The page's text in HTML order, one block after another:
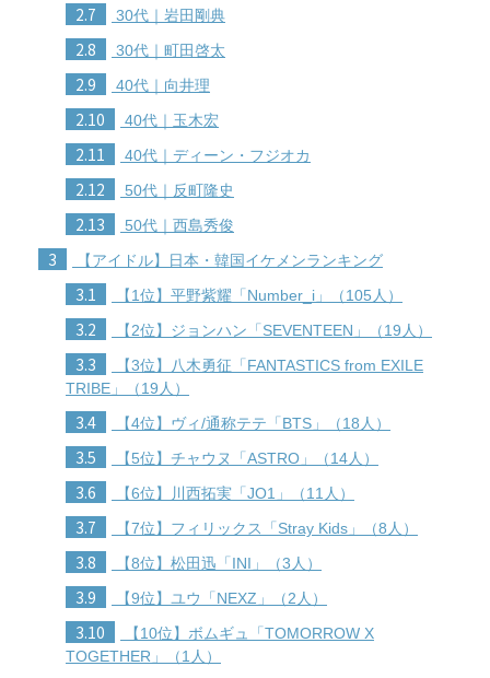
2.7 30代｜岩田剛典
2.8 30代｜町田啓太
2.9 40代｜向井理
2.10 40代｜玉木宏
2.11 40代｜ディーン・フジオカ
2.12 50代｜反町隆史
2.13 50代｜西島秀俊
3 【アイドル】日本・韓国イケメンランキング
3.1 【1位】平野紫耀「Number_i」（105人）
3.2 【2位】ジョンハン「SEVENTEEN」（19人）
3.3
【3位】八木勇征「FANTASTICS from EXILE
TRIBE」（19人）
3.4 【4位】ヴィ/通称テテ「BTS」（18人）
3.5 【5位】チャウヌ「ASTRO」（14人）
3.6 【6位】川西拓実「JO1」（11人）
3.7 【7位】フィリックス「Stray Kids」（8人）
3.8 【8位】松田迅「INI」（3人）
3.9 【9位】ユウ「NEXZ」（2人）
3.10
【10位】ボムギュ「TOMORROW X
TOGETHER」（1人）